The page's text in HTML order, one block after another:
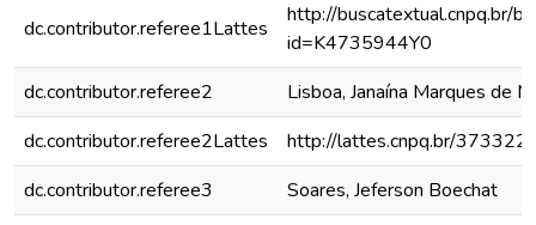
dc.contributor.referee1Lattes
http://buscatextual.cnpq.br/
id=K4735944Y0
dc.contributor.referee2
Lisboa, Janaína Marques de
dc.contributor.referee2Lattes
http://lattes.cnpq.br/
dc.contributor.referee3
Soares, Jeferson Boechat